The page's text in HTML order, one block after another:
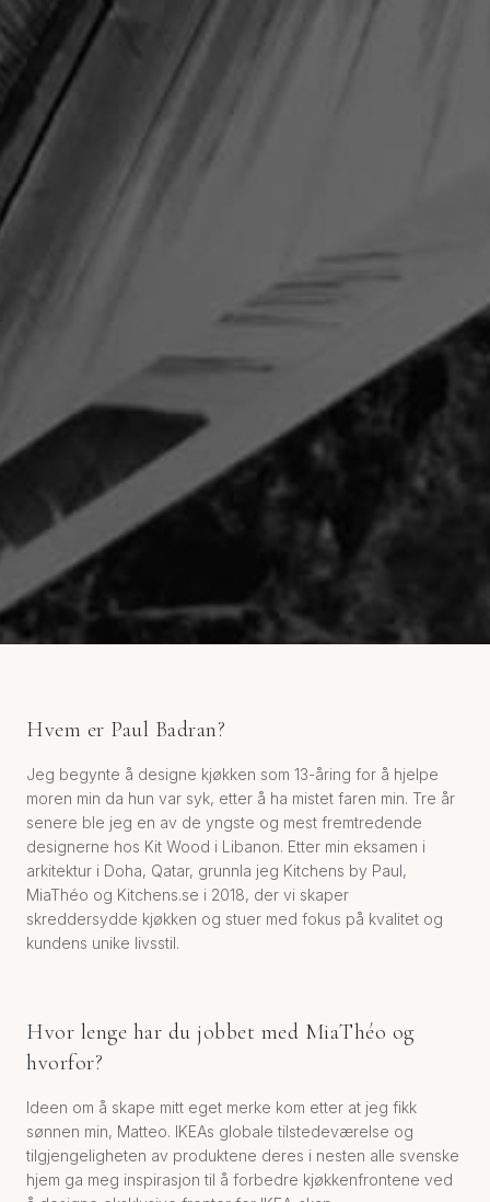
Hvem er Paul Badran?
Jeg begynte å designe kjøkken som 13-åring for å hjelpe
moren min da hun var syk, etter å ha mistet faren min. Tre år
senere ble jeg en av de yngste og mest fremtredende
designerne hos Kit Wood i Libanon. Etter min eksamen i
arkitektur i Doha, Qatar, grunnla jeg Kitchens by Paul,
MiaThéo og Kitchens.se i 2018, der vi skaper
skreddersydde kjøkken og stuer med fokus på kvalitet og
kundens unike livsstil.
Hvor lenge har du jobbet med MiaThéo og
hvorfor?
Ideen om å skape mitt eget merke kom etter at jeg fikk
sønnen min, Matteo. IKEAs globale tilstedeværelse og
tilgjengeligheten av produktene deres i nesten alle svenske
hjem ga meg inspirasjon til å forbedre kjøkkenfrontene ved